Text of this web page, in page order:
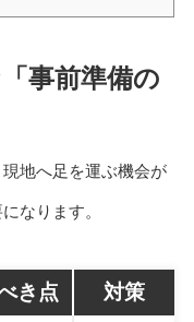
事前準備の
地へ足を運ぶ機会が
なります。
き点 対策